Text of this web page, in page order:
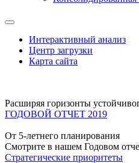
Интерактивный анализ
Центр загрузки
Карта сайта
Расширяя горизонты
ГОДОВОЙ ОТЧЕТ 2019
От 5-летнего планирования
Смотрите в нашем Годовом
Стратегические приоритеты